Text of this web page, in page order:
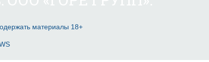
материалы 18+